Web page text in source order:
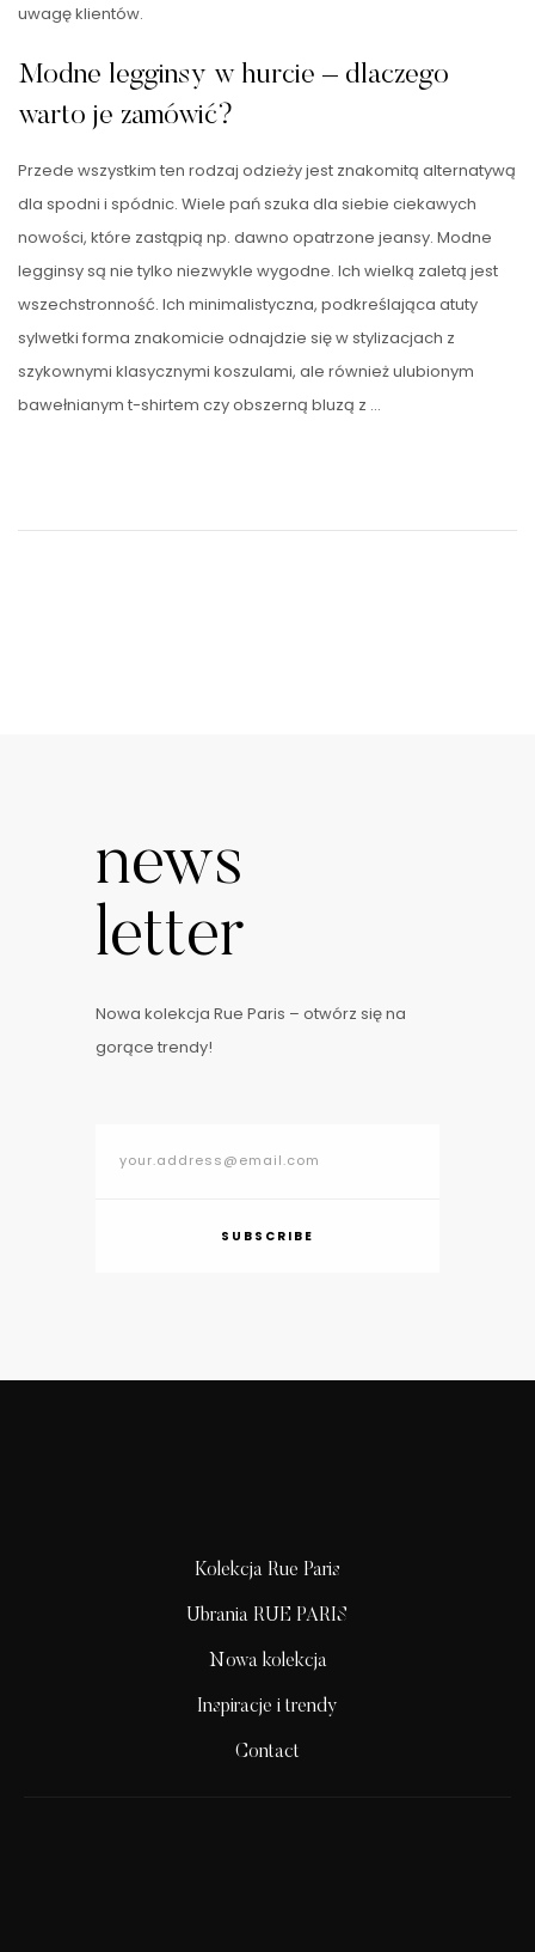
uwagę klientów.
Modne legginsy w hurcie – dlaczego
warto je zamówić?
Przede wszystkim ten rodzaj odzieży jest znakomitą alternatywą
dla spodni i spódnic. Wiele pań szuka dla siebie ciekawych
nowości, które zastąpią np. dawno opatrzone jeansy. Modne
legginsy są nie tylko niezwykle wygodne. Ich wielką zaletą jest
wszechstronność. Ich minimalistyczna, podkreślająca atuty
sylwetki forma znakomicie odnajdzie się w stylizacjach z
szykownymi klasycznymi koszulami, ale również ulubionym
bawełnianym t-shirtem czy obszerną bluzą z …
news
letter
Nowa kolekcja Rue Paris – otwórz się na
gorące trendy!
SUBSCRIBE
Kolekcja Rue Paris
Ubrania RUE PARIS
Nowa kolekcja
Inspiracje i trendy
Contact